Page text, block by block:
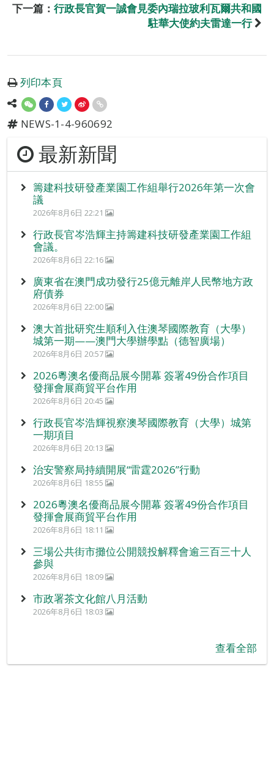
下一篇： 行政長官賀一誠會見委內瑞拉玻利瓦爾共和國
駐華大使約夫雷達一行
列印本頁
NEWS-1-4-960692
最新新聞
籌建科技研發產業園工作組舉行2026年第一次會
議
2026年8月6日 22:21
行政長官岑浩輝主持籌建科技研發產業園工作組
會議。
2026年8月6日 22:16
廣東省在澳門成功發行25億元離岸人民幣地方政
府債券
2026年8月6日 22:00
澳大首批研究生順利入住澳琴國際教育（大學）
城第一期——澳門大學辦學點（德智廣場）
2026年8月6日 20:57
2026粵澳名優商品展今開幕 簽署49份合作項目
發揮會展商貿平台作用
2026年8月6日 20:45
行政長官岑浩輝視察澳琴國際教育（大學）城第
一期項目
2026年8月6日 20:13
治安警察局持續開展“雷霆2026”行動
2026年8月6日 18:55
2026粵澳名優商品展今開幕 簽署49份合作項目
發揮會展商貿平台作用
2026年8月6日 18:11
三場公共街市攤位公開競投解釋會逾三百三十人
參與
2026年8月6日 18:09
市政署茶文化館八月活動
2026年8月6日 18:03
查看全部